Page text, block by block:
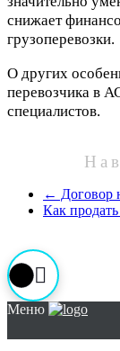
снижает
грузоперевозки.
О других
перевозчика в
специалистов.
← Договор
Как
Меню